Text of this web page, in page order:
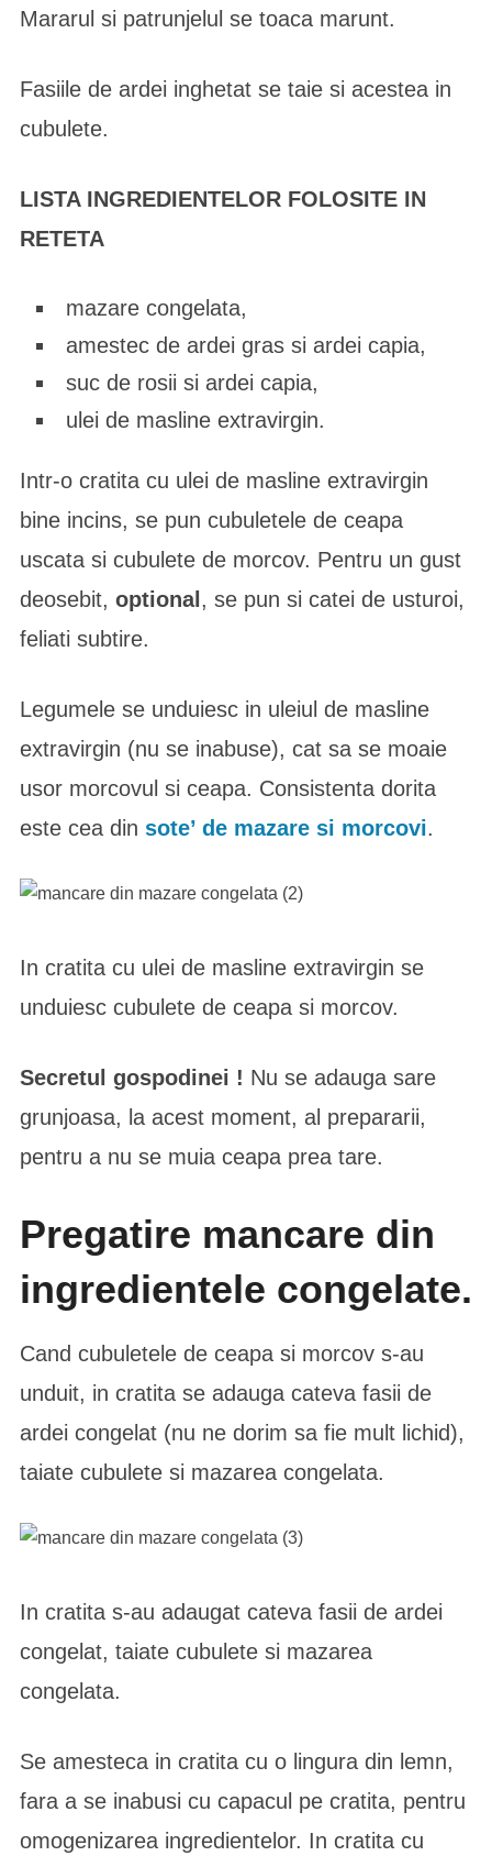
Mararul si patrunjelul se toaca marunt.
Fasiile de ardei inghetat se taie si acestea in
cubulete.
LISTA INGREDIENTELOR FOLOSITE IN
RETETA
mazare congelata,
amestec de ardei gras si ardei capia,
suc de rosii si ardei capia,
ulei de masline extravirgin.
Intr-o cratita cu ulei de masline extravirgin
bine incins, se pun cubuletele de ceapa
uscata si cubulete de morcov. Pentru un gust
deosebit, optional , se pun si catei de usturoi,
feliati subtire.
Legumele se unduiesc in uleiul de masline
extravirgin (nu se inabuse), cat sa se moaie
usor morcovul si ceapa. Consistenta dorita
este cea din sote’ de mazare si morcovi.
In cratita cu ulei de masline extravirgin se
unduiesc cubulete de ceapa si morcov.
Secretul gospodinei ! Nu se adauga sare
grunjoasa, la acest moment, al prepararii,
pentru a nu se muia ceapa prea tare.
Pregatire mancare din
ingredientele congelate.
Cand cubuletele de ceapa si morcov s-au
unduit, in cratita se adauga cateva fasii de
ardei congelat (nu ne dorim sa fie mult lichid),
taiate cubulete si mazarea congelata.
In cratita s-au adaugat cateva fasii de ardei
congelat, taiate cubulete si mazarea
congelata.
Se amesteca in cratita cu o lingura din lemn,
fara a se inabusi cu capacul pe cratita, pentru
omogenizarea ingredientelor. In cratita cu